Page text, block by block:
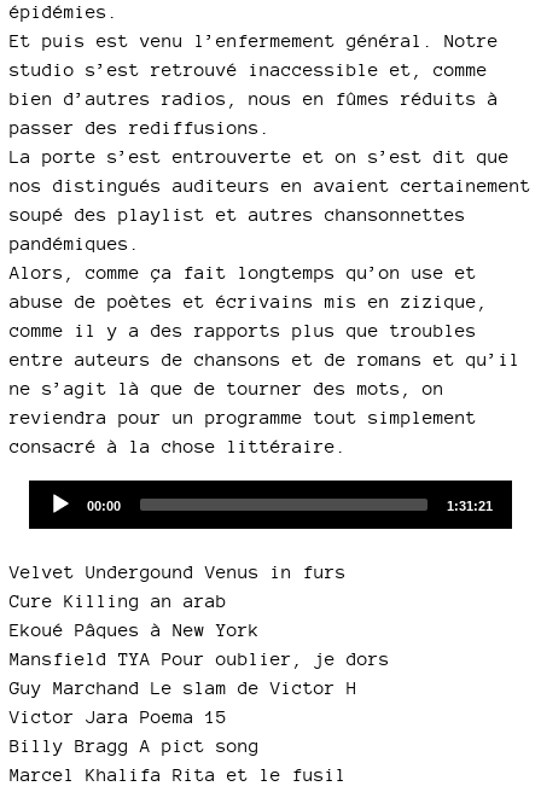
épidémies.
Et puis est venu l’enfermement général. Notre
studio s’est retrouvé inaccessible et, comme
bien d’autres radios, nous en fûmes réduits à
passer des rediffusions.
La porte s’est entrouverte et on s’est dit que
nos distingués auditeurs en avaient certainement
soupé des playlist et autres chansonnettes
pandémiques.
Alors, comme ça fait longtemps qu’on use et
abuse de poètes et écrivains mis en zizique,
comme il y a des rapports plus que troubles
entre auteurs de chansons et de romans et qu’il
ne s’agit là que de tourner des mots, on
reviendra pour un programme tout simplement
consacré à la chose littéraire.
Current
00:00
Total
1:31:21
Velvet Undergound Venus in furs
Cure Killing an arab
Ekoué Pâques à New York
Mansfield TYA Pour oublier, je dors
Guy Marchand Le slam de Victor H
Victor Jara Poema 15
Billy Bragg A pict song
Marcel Khalifa Rita et le fusil